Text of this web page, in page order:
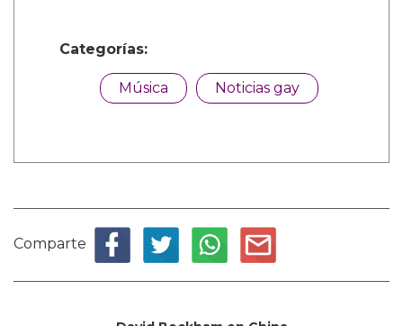
Categorías:
Música Noticias gay
Comparte